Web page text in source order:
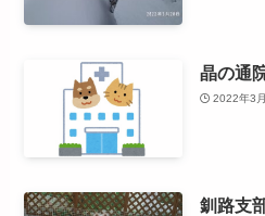
晶の通
2022年3
釧路支